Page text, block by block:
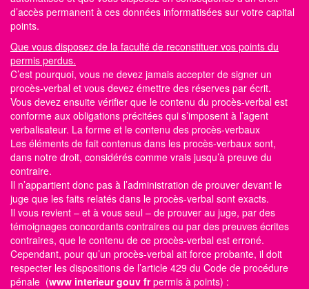
d’accès permanent à ces données informatisées sur votre capital
points.
Que vous disposez de la faculté de reconstituer vos points du
permis perdus.
C’est pourquoi, vous ne devez jamais accepter de signer un
procès-verbal et vous devez émettre des réserves par écrit.
Vous devez ensuite vérifier que le contenu du procès-verbal est
conforme aux obligations précitées qui s’imposent à l’agent
verbalisateur. La forme et le contenu des procès-verbaux
Les éléments de fait contenus dans les procès-verbaux sont,
dans notre droit, considérés comme vrais jusqu’à preuve du
contraire.
Il n’appartient donc pas à l’administration de prouver devant le
juge que les faits relatés dans le procès-verbal sont exacts.
Il vous revient – et à vous seul – de prouver au juge, par des
témoignages concordants contraires ou par des preuves écrites
contraires, que le contenu de ce procès-verbal est erroné.
Cependant, pour qu’un procès-verbal ait force probante, il doit
respecter les dispositions de l’article 429 du Code de procédure
pénale (www interieur gouv frpermis à points) :